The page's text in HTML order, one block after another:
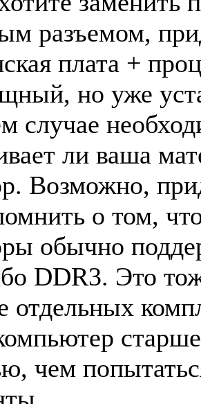
разъемом,
плата +
но уже
случае
ли ваша
Возможно,
о том,
обычно
DDR3. Это
отдельных
чем